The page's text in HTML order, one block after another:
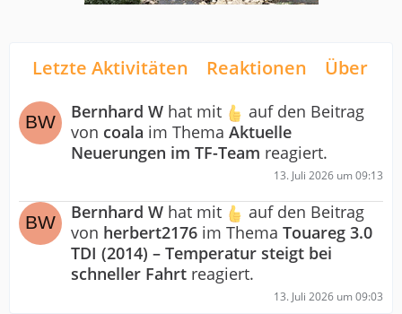
Letzte Aktivitäten Reaktionen Über
Bernhard W hat mit
auf den Beitrag
von coala im Thema Aktuelle
Neuerungen im TF-Team reagiert.
13. Juli 2026 um 09:13
Bernhard W hat mit
auf den Beitrag
von herbert2176 im Thema Touareg 3.0
TDI (2014) – Temperatur steigt bei
schneller Fahrt reagiert.
13. Juli 2026 um 09:03